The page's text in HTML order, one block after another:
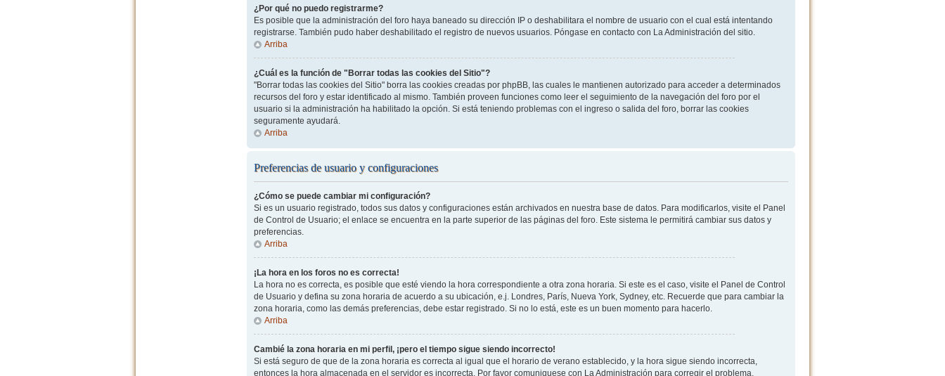
¿Por qué no puedo registrarme?
Es posible que la administración del foro haya baneado su dirección IP o deshabilitara el nombre de usuario con el cual está intentando
registrarse. También pudo haber deshabilitado el registro de nuevos usuarios. Póngase en contacto con La Administración del sitio.
Arriba
¿Cuál es la función de "Borrar todas las cookies del Sitio"?
"Borrar todas las cookies del Sitio" borra las cookies creadas por phpBB, las cuales le mantienen autorizado para acceder a determinados
recursos del foro y estar identificado al mismo. También proveen funciones como leer el seguimiento de la navegación del foro por el
usuario si la administración ha habilitado la opción. Si está teniendo problemas con el ingreso o salida del foro, borrar las cookies
seguramente ayudará.
Arriba
Preferencias de usuario y configuraciones
¿Cómo se puede cambiar mi configuración?
Si es un usuario registrado, todos sus datos y configuraciones están archivados en nuestra base de datos. Para modificarlos, visite el Panel
de Control de Usuario; el enlace se encuentra en la parte superior de las páginas del foro. Este sistema le permitirá cambiar sus datos y
preferencias.
Arriba
¡La hora en los foros no es correcta!
La hora no es correcta, es posible que esté viendo la hora correspondiente a otra zona horaria. Si este es el caso, visite el Panel de Control
de Usuario y defina su zona horaria de acuerdo a su ubicación, e.j. Londres, París, Nueva York, Sydney, etc. Recuerde que para cambiar la
zona horaria, como las demás preferencias, debe estar registrado. Si no lo está, este es un buen momento para hacerlo.
Arriba
Cambié la zona horaria en mi perfil, ¡pero el tiempo sigue siendo incorrecto!
Si está seguro de que de la zona horaria es correcta al igual que el horario de verano establecido, y la hora sigue siendo incorrecta,
entonces la hora almacenada en el servidor es incorrecta. Por favor comuniquese con La Administración para corregir el problema.